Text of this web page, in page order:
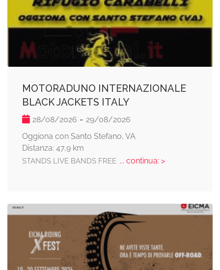
MOTORADUNO INTERNAZIONALE
BLACK JACKETS ITALY
28/08/2026 - 29/08/2026
Oggiona con Santo Stefano, VA
Distanza: 47,9 km
STANDS LIVE BANDS FREE... continua: >